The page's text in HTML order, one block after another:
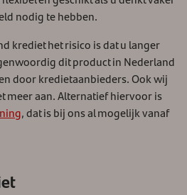
nodig te hebben.
krediet het risico is dat u langer
dit product in Nederland
door kredietaanbieders. Ook wij
meer aan. Alternatief hiervoor is
, dat is bij ons al mogelijk vanaf